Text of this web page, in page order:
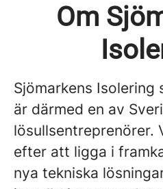
Om
Sjömarkens Isolering
är därmed en av
lösullsentreprenörer.
efter att ligga i
nya tekniska